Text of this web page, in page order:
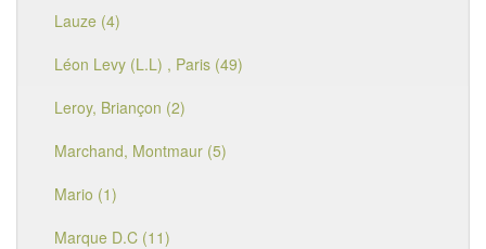
Lauze (4)
Léon Levy (L.L) , Paris (49)
Leroy, Briançon (2)
Marchand, Montmaur (5)
Mario (1)
Marque D.C (11)